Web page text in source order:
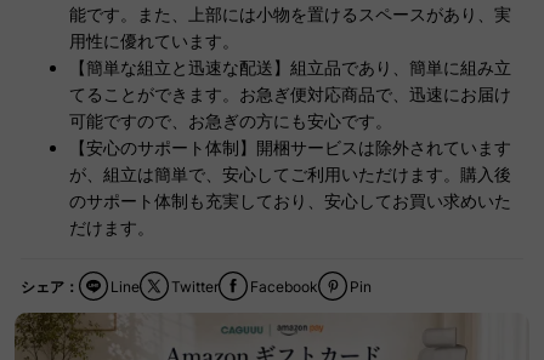
能です。また、上部には小物を置けるスペースがあり、実
用性に優れています。
【簡単な組立と迅速な配送】組立品であり、簡単に組み立
てることができます。お急ぎ便対応商品で、迅速にお届け
可能ですので、お急ぎの方にも安心です。
【安心のサポート体制】開梱サービスは除外されています
が、組立は簡単で、安心してご利用いただけます。購入後
のサポート体制も充実しており、安心してお買い求めいた
だけます。
シェア： Facebook
Twitter Pin
Line